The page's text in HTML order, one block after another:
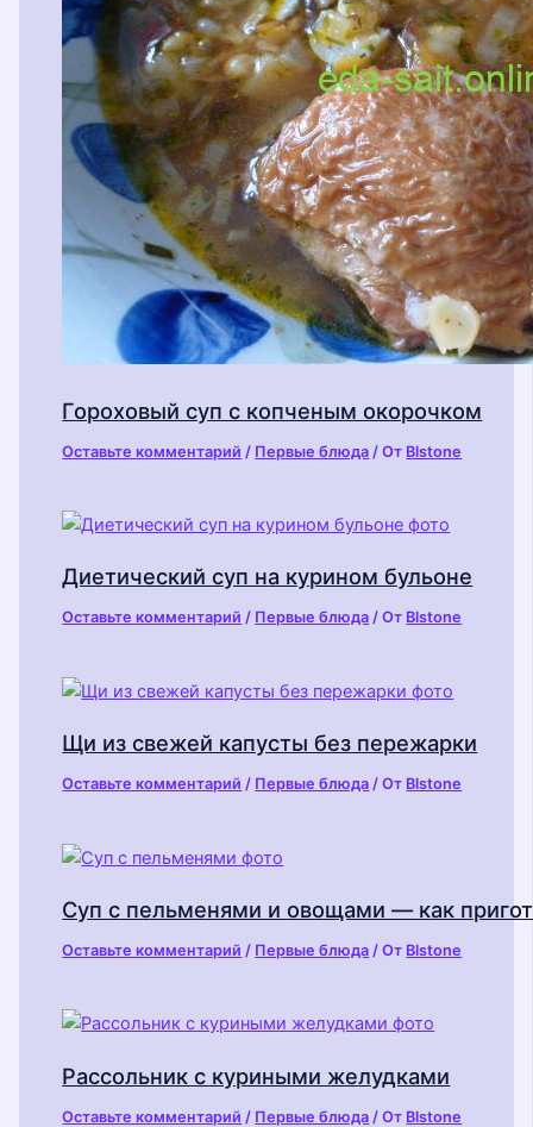
Гороховый суп с копченым окорочком
Оставьте комментарий / Первые блюда / От Blstone
Диетический суп на курином бульоне
Оставьте комментарий / Первые блюда / От Blstone
Щи из свежей капусты без пережарки
Оставьте комментарий / Первые блюда / От Blstone
Суп с пельменями и овощами — как
Оставьте комментарий / Первые блюда / От Blstone
Рассольник с куриными желудками
Оставьте комментарий / Первые блюда / От Blstone